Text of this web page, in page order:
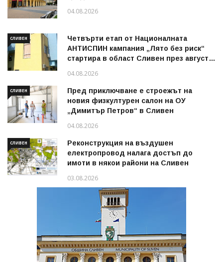
04.08.2026
СЛИВЕН
Четвърти етап от Националната
АНТИСПИН кампания „Лято без риск“
стартира в област Сливен през август
04.08.2026
СЛИВЕН
Пред приключване е строежът на
новия физкултурен салон на ОУ
„Димитър Петров“ в Сливен
04.08.2026
СЛИВЕН
Реконструкция на въздушен
електропровод налага достъп до
имоти в някои райони на Сливен
03.08.2026